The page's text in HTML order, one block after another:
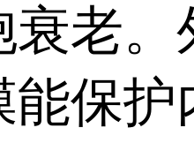
衰老。
能保护